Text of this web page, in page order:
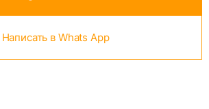
Написать в Whats App